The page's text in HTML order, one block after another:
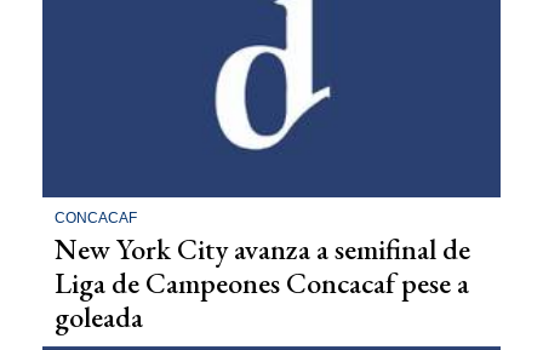
CONCACAF
New York City avanza a semifinal de
Liga de Campeones Concacaf pese a
goleada